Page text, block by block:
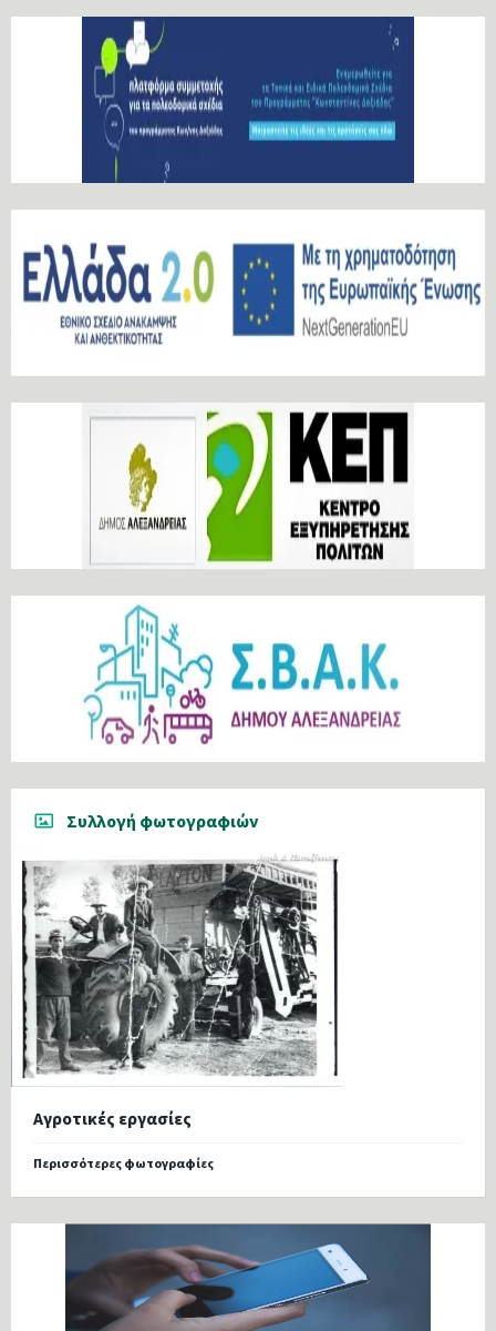
Συλλογή φωτογραφιών
Αγροτικές εργασίες
Περισσότερες φωτογραφίες